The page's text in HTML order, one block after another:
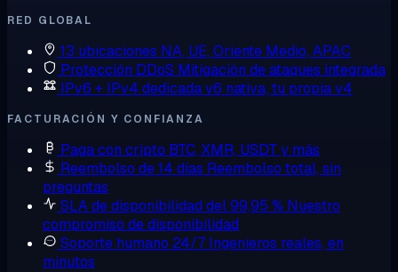
RED GLOBAL
13 ubicaciones NA, UE, Oriente Medio, APAC
Protección DDoS Mitigación de ataques integrada
IPv6 + IPv4 dedicadav6 nativa, tu propia v4
FACTURACIÓN Y CONFIANZA
Paga con cripto BTC, XMR, USDT y más
Reembolso de 14 días Reembolso total, sin
preguntas
SLA de disponibilidad del 99,95 % Nuestro
compromiso de disponibilidad
Soporte humano 24/7 Ingenieros reales, en
minutos